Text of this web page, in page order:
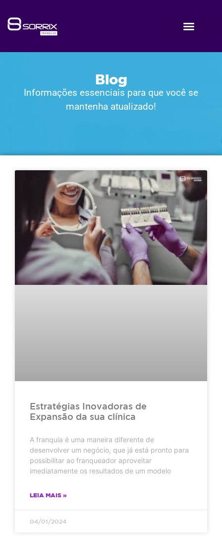
Blog
Informações essenciais para que você se
mantenha atualizado!
Estratégias Inovadoras de
Expansão da sua clínica
A franquia é uma maneira diferente de
desenvolver um negócio, que já está pronto para
possibilitar ao franqueador aproveitar
imediatamente os resultados de um modelo
LEIA MAIS »
04/01/2024